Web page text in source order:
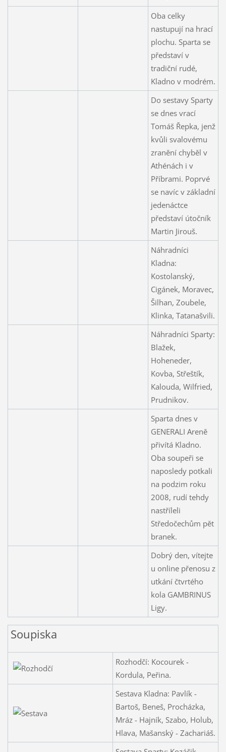
Oba celky
nastupují na hrací
plochu. Sparta se
představí v
tradiční rudé,
Kladno v modrém.
Do sestavy Sparty
se dnes vrací
Tomáš Řepka, jenž
kvůli svalovému
zranění chyběl v
Athénách i v
Příbrami. Poprvé
se navíc v základní
jedenáctce
představí útočník
Martin Jirouš.
Náhradníci
Kladna:
Kostolanský,
Cigánek, Moravec,
Šilhan, Zoubele,
Klinka, Tatanašvili.
Náhradníci Sparty:
Blažek,
Hoheneder,
Kovba, Střeštík,
Kalouda, Wilfried,
Prudnikov.
Sparta dnes v
GENERALI Areně
přivítá Kladno.
Oba soupeři se
naposledy potkali
na podzim roku
2008, rudí tehdy
nastříleli
Středočechům pět
branek.
Dobrý den, vítejte
u online přenosu z
utkání čtvrtého
kola GAMBRINUS
Ligy.
Soupiska
Rozhodčí: Kocourek -
Kordula, Peřina.
Sestava Kladna: Pavlík -
Bartoš, Beneš, Procházka,
Mráz - Hajník, Szabo, Holub,
Hlava, Mašanský - Zachariáš.